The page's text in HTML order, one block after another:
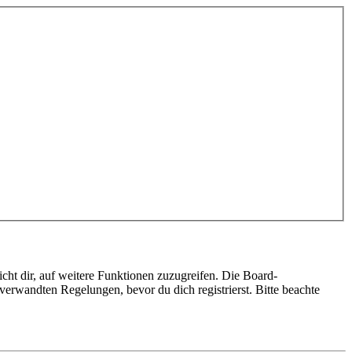
dir, auf weitere Funktionen zuzugreifen. Die Board-
Regelungen, bevor du dich registrierst. Bitte beachte